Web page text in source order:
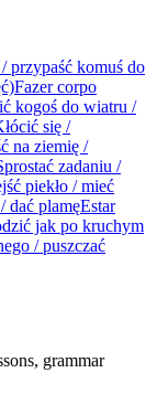
przypaść komuś do
Fazer corpo
kogoś do wiatru /
się /
na ziemię /
zadaniu /
piekło / mieć
dać plamęEstar
jak po kruchym
/ puszczać
grammar